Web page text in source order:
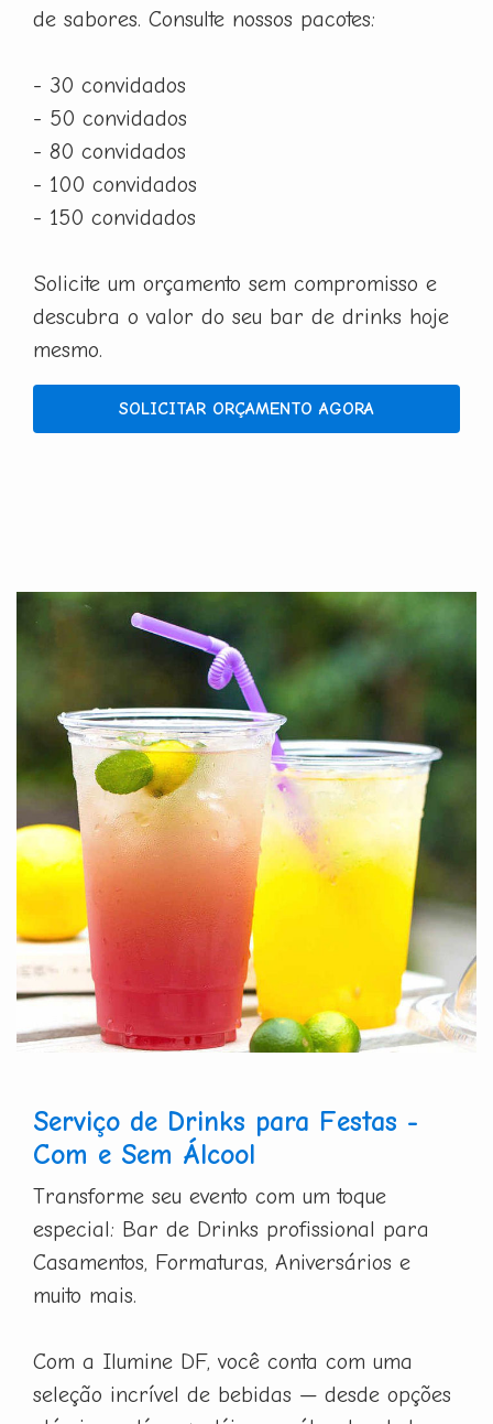
de sabores. Consulte nossos pacotes:
- 30 convidados
- 50 convidados
- 80 convidados
- 100 convidados
- 150 convidados
Solicite um orçamento sem compromisso e
descubra o valor do seu bar de drinks hoje
mesmo.
SOLICITAR ORÇAMENTO AGORA
Serviço de Drinks para Festas -
Com e Sem Álcool
Transforme seu evento com um toque
especial: Bar de Drinks profissional para
Casamentos, Formaturas, Aniversários e
muito mais.
Com a Ilumine DF, você conta com uma
seleção incrível de bebidas — desde opções